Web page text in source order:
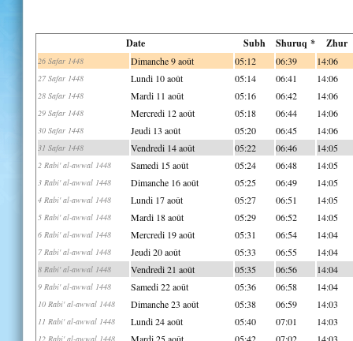
Date Subh Shuruq * Zhur
26 Safar 1448 Dimanche 9 août 05:12 06:39 14:06
27 Safar 1448 Lundi 10 août 05:14 06:41 14:06
28 Safar 1448 Mardi 11 août 05:16 06:42 14:06
29 Safar 1448 Mercredi 12 août 05:18 06:44 14:06
30 Safar 1448 Jeudi 13 août 05:20 06:45 14:06
31 Safar 1448 Vendredi 14 août 05:22 06:46 14:05
2 Rabi' al-awwal 1448 Samedi 15 août 05:24 06:48 14:05
3 Rabi' al-awwal 1448 Dimanche 16 août 05:25 06:49 14:05
4 Rabi' al-awwal 1448 Lundi 17 août 05:27 06:51 14:05
5 Rabi' al-awwal 1448 Mardi 18 août 05:29 06:52 14:05
6 Rabi' al-awwal 1448 Mercredi 19 août 05:31 06:54 14:04
7 Rabi' al-awwal 1448 Jeudi 20 août 05:33 06:55 14:04
8 Rabi' al-awwal 1448 Vendredi 21 août 05:35 06:56 14:04
9 Rabi' al-awwal 1448 Samedi 22 août 05:36 06:58 14:04
10 Rabi' al-awwal 1448 Dimanche 23 août 05:38 06:59 14:03
11 Rabi' al-awwal 1448 Lundi 24 août 05:40 07:01 14:03
12 Rabi' al-awwal 1448